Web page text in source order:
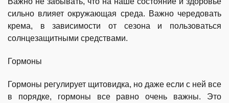
сильно влияет окружающая среда. Важно чередовать
крема, в зависимости от сезона и пользоваться
солнцезащитными средствами.
Гормоны
Гормоны регулирует щитовидка, но даже если с ней все
в порядке, гормоны все равно очень важны. Это